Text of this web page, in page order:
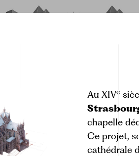
Au XIVe
chapelle
Ce projet,
cathédrale